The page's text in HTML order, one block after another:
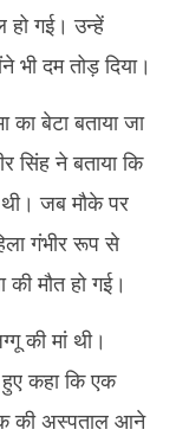
हो गई। उन्हें
भी दम तोड़ दिया।
का बेटा बताया जा
सिंह ने बताया कि
थी। जब मौके पर
गंभीर रूप से
मौत हो गई।
की मां थी।
कहा कि एक
की अस्पताल आने